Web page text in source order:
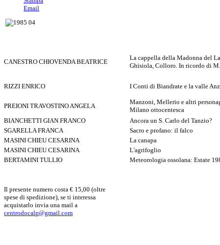
Email
CANESTRO CHIOVENDA BEATRICE
La cappella della Madonna del
Ghisiola, Colloro. In ricordo di
RIZZI ENRICO I Conti di Biandrate e la valle
PREIONI TRAVOSTINO ANGELA
Manzoni, Mellerio e altri
Milano ottocentesca
BIANCHETTI GIAN FRANCO
Ancora un S. Carlo del Tanzio?
SGARELLA FRANCA
Sacro e profano: il falco
MASINI CHIEU CESARINA
La canapa
MASINI CHIEU CESARINA
L'agrifoglio
BERTAMINI TULLIO
Meteorologia ossolana: Estate
Il presente numero costa € 15,00 (oltre
spese di spedizione), se ti interessa
acquistarlo invia una mail a
centrodocalp@gmail.com